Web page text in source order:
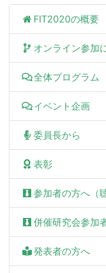
FIT2020の概要
オンライン参加
全体プログラム
イベント企画
委員長から
表彰
参加者の方へ（
併催研究会参加
発表者の方へ